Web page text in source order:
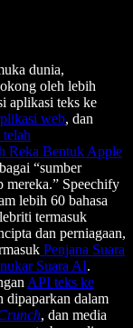
dunia,
oleh lebih
aplikasi teks ke
web, dan
Reka Bentuk Apple
“sumber
mereka.” Speechify
lebih 60 bahasa
termasuk
dan perniagaan,
Penjana Suara
Suara AI.
API teks ke
dipaparkan dalam
, dan media